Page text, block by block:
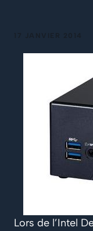
Lors de l’Intel